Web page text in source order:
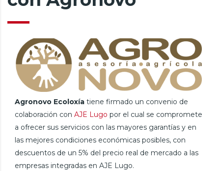
Agronovo Ecoloxía tiene firmado un convenio de
colaboración con AJE Lugo por el cual se compromete
a ofrecer sus servicios con las mayores garantías y en
las mejores condiciones económicas posibles, con
descuentos de un 5% del precio real de mercado a las
empresas integradas en AJE Lugo.